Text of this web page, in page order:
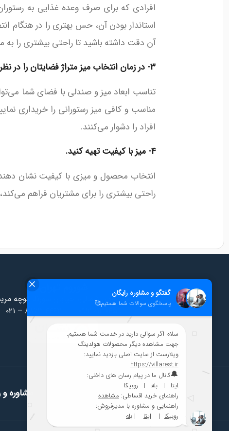
افرادی که برای صرف وعده غذایی به
استاندار بودن آن، حس بهتری را در هنگام
آن دقت داشته باشید تا راحتی بیشتری را
۳- در زمان انتخاب میز متراژ فضایتان را در نظر داشته باشید.
تناسب ابعاد میز و صندلی با فضای شما
مناسب و کافی میز رستورانی را خریداری
افراد را دشوار می‌کنند.
۴- میز با کیفیت تهیه کنید.
انتخاب محصول و میزی با کیفیت نشان
راحتی بیشتری را برای مشتریان فراهم
شوروم تهران
سهروردی شمالی، خیابان سورنا، کوچه
۰۲۱ – ۸۸۷۳ ۴۴۶۲
۰۹۱۲ ۰۱۲ ۰۴۵۹
مشاوره